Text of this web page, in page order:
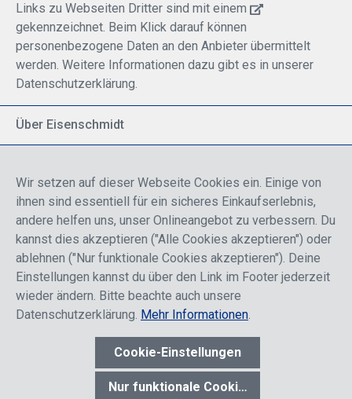
Links zu Webseiten Dritter sind mit einem
gekennzeichnet. Beim Klick darauf können
personenbezogene Daten an den Anbieter übermittelt
werden. Weitere Informationen dazu gibt es in unserer
Datenschutzerklärung.
Über Eisenschmidt
Breite Palette von Luftfahrtprodukten
Fokus auf Pilotenausbildung
Sicher einkaufen
* Alle Preise sind einschließlich der Rabatte, die je nach Login,
entweder für Endkunden oder Händler gelten und inklusive
gesetzl. Mehrwertsteuer zzgl.Versandkostenwenn nicht anders
Wir setzen auf dieser Webseite Cookies ein. Einige von
ihnen sind essentiell für ein sicheres Einkaufserlebnis,
andere helfen uns, unser Onlineangebot zu verbessern. Du
kannst dies akzeptieren ("Alle Cookies akzeptieren") oder
ablehnen ("Nur funktionale Cookies akzeptieren"). Deine
Einstellungen kannst du über den Link im Footer jederzeit
wieder ändern. Bitte beachte auch unsere
Datenschutzerklärung. Mehr Informationen.
Cookie-Einstellungen
Nur funktionale Cookies akzeptieren